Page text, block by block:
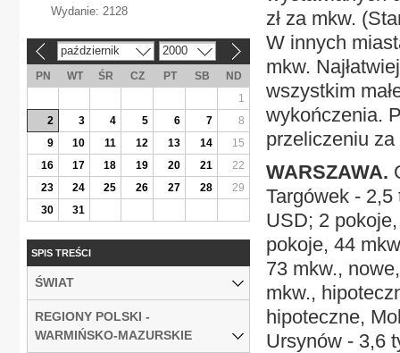
zł za mkw.
W innych
mkw.
wszystkim
wykończenia.
przeliczeniu
WARSZAWA.
Targówek - 2,5
USD; 2
pokoje, 44
73 mkw.,
mkw.,
hipoteczne,
Ursynów - 3,6
Wydanie: 2128
październik 2000
PN WT ŚR CZ PT SB
ND
1
2
3 4 5 6 7
8
9
10 11 12 13 14
15
16
17 18 19 20 21
22
23
24 25 26 27 28
29
30
31
SPIS TREŚCI
ŚWIAT
REGIONY POLSKI -
WARMIŃSKO-MAZURSKIE